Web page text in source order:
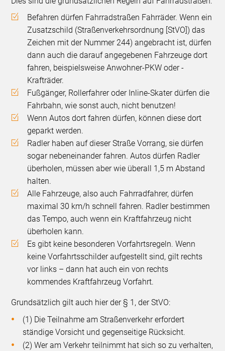
Befahren dürfen Fahrradstraßen Fahrräder. Wenn ein
Zusatzschild (Straßenverkehrsordnung [StVO]) das
Zeichen mit der Nummer 244) angebracht ist, dürfen
dann auch die darauf angegebenen Fahrzeuge dort
fahren, beispielsweise Anwohner-PKW oder -
Krafträder.
Fußgänger, Rollerfahrer oder Inline-Skater dürfen die
Fahrbahn, wie sonst auch, nicht benutzen!
Wenn Autos dort fahren dürfen, können diese dort
geparkt werden.
Radler haben auf dieser Straße Vorrang, sie dürfen
sogar nebeneinander fahren. Autos dürfen Radler
überholen, müssen aber wie überall 1,5 m Abstand
halten.
Alle Fahrzeuge, also auch Fahrradfahrer, dürfen
maximal 30 km/h schnell fahren. Radler bestimmen
das Tempo, auch wenn ein Kraftfahrzeug nicht
überholen kann.
Es gibt keine besonderen Vorfahrtsregeln. Wenn
keine Vorfahrtsschilder aufgestellt sind, gilt rechts
vor links – dann hat auch ein von rechts
kommendes Kraftfahrzeug Vorfahrt.
Grundsätzlich gilt auch hier der § 1, der StVO:
(1) Die Teilnahme am Straßenverkehr erfordert
ständige Vorsicht und gegenseitige Rücksicht.
(2) Wer am Verkehr teilnimmt hat sich so zu verhalten,